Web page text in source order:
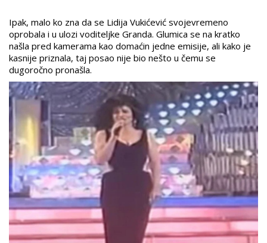
Ipak, malo ko zna da se Lidija Vukićević svojevremeno
oprobala i u ulozi voditeljke Granda. Glumica se na kratko
našla pred kamerama kao domaćin jedne emisije, ali kako je
kasnije priznala, taj posao nije bio nešto u čemu se
dugoročno pronašla.